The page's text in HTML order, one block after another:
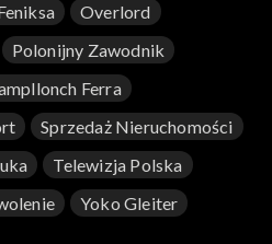
Overlord
Polonijny Zawodnik
Ferra
Sprzedaż Nieruchomości
Telewizja Polska
Yoko Gleiter